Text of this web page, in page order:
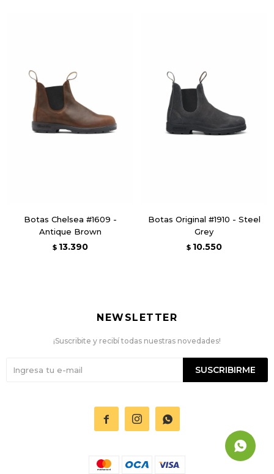
Botas Chelsea #1609 -
Antique Brown
$ 13.390
Botas Original #1910 - Steel
Grey
$ 10.550
  
NEWSLETTER
¡Suscribite y recibí todas nuestras novedades!
SUSCRIBIRME